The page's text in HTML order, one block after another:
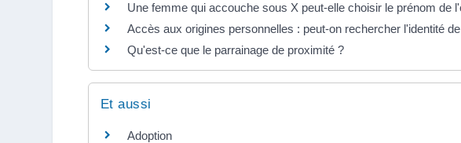
Une femme qui accouche sous X peut-elle choisir le prénom de
Accès aux origines personnelles : peut-on rechercher l'identité
Qu'est-ce que le parrainage de proximité ?
Et aussi
Adoption